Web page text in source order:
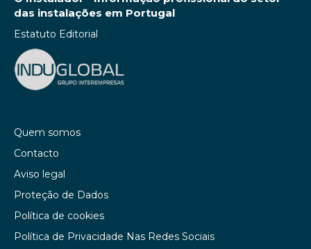
das instalações em Portugal
Estatuto Editorial
Quem somos
Contacto
Aviso legal
Proteção de Dados
Política de cookies
Política de Privacidade Nas Redes Sociais